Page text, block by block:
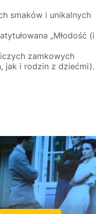
smaków i unikalnych
„Młodość (i
zamkowych
jak i rodzin z dziećmi).